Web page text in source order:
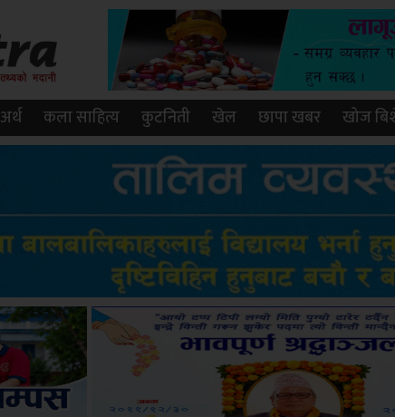
अर्थ कला साहित्य कुटनिती खेल छापा खबर खोज